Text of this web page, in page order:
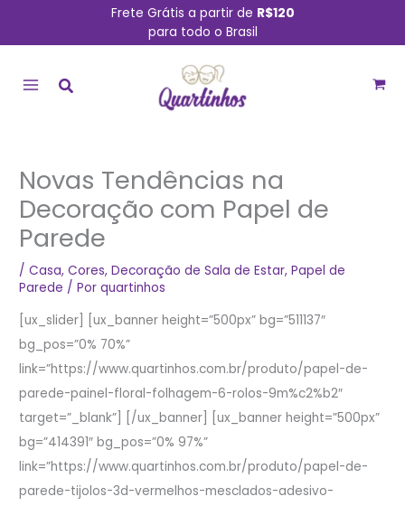
conteúdo
Frete Grátis a partir de R$120
para todo o Brasil
MENU
Novas Tendências na
Decoração com Papel de
Parede
/Casa,Cores,Decoração de Sala de Estar,Papel de
Parede / Porquartinhos
[ux_slider] [ux_banner height=”500px” bg=”511137″
bg_pos=”0% 70%”
link=”https://www.quartinhos.com.br/produto/papel-de-
parede-painel-floral-folhagem-6-rolos-9m%c2%b2″
target=”_blank”] [/ux_banner] [ux_banner height=”500px”
bg=”414391″ bg_pos=”0% 97%”
link=”https://www.quartinhos.com.br/produto/papel-de-
parede-tijolos-3d-vermelhos-mesclados-adesivo-